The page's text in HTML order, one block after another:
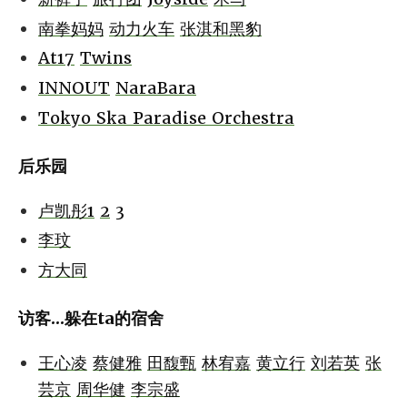
南拳妈妈 动力火车 张淇和黑豹
At17 Twins
INNOUT NaraBara
Tokyo Ska Paradise Orchestra
后乐园
卢凯彤1 2 3
李玟
方大同
访客...躲在ta的宿舍
王心凌 蔡健雅 田馥甄 林宥嘉 黄立行 刘若英 张
芸京 周华健 李宗盛